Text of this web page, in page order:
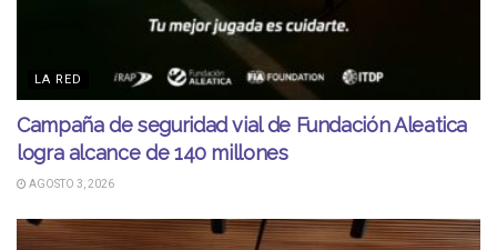
LA RED
Campaña de seguridad vial de Fundación Aleatica
logra alcance de 140 millones
AGOSTO 3, 2026